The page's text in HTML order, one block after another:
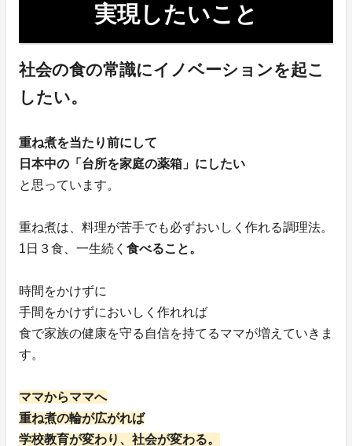
実現したいこと
社会の食の常識にイノベーションを起こ
したい。
重ね煮を当たり前にして
日本中の「台所を家庭の薬箱」にしたい
と思っています。
重ね煮は、料理が苦手でも必ずおいしく作れる調理法。
1日３食、一生続く 食べること。
時間をかけずに
手間をかけずにおいしく作れれば
食で家族の健康を守る自信を持てるママが増えていきま
す。
ママからママへ
重ね煮の輪が広がれば
学校教育が変わり、社会が変わる。